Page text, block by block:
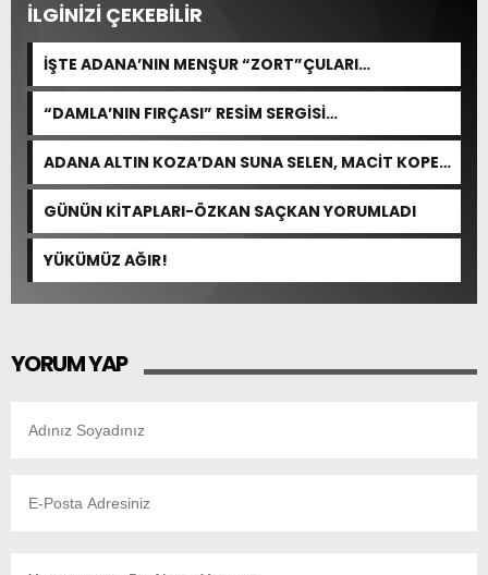
İLGİNİZİ ÇEKEBİLİR
İŞTE ADANA’NIN MENŞUR “ZORT”ÇULARI…
“DAMLA’NIN FIRÇASI” RESİM SERGİSİ
SANATSEVERLERDEN YOĞUN İLGİ GÖRDÜ
ADANA ALTIN KOZA’DAN SUNA SELEN, MACİT KOPER
VE AYDIN SAYMAN’A EMEK ÖDÜLÜ
GÜNÜN KİTAPLARI-ÖZKAN SAÇKAN YORUMLADI
YÜKÜMÜZ AĞIR!
YORUM YAP